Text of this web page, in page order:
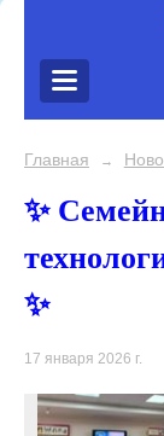
Главная →
✨
✨
17 января 2026 г.